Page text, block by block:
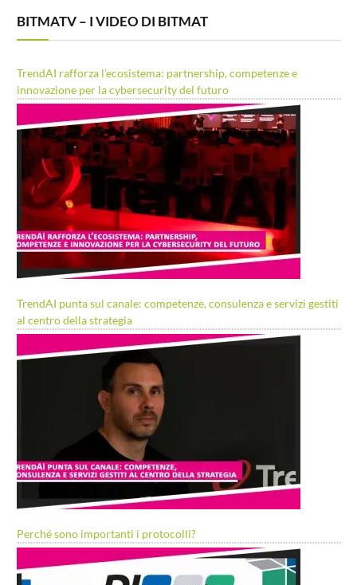
BITMATV – I VIDEO DI BITMAT
TrendAI rafforza l’ecosistema: partnership, competenze e
innovazione per la cybersecurity del futuro
TrendAI punta sul canale: competenze, consulenza e servizi gestiti
al centro della strategia
Perché sono importanti i protocolli?